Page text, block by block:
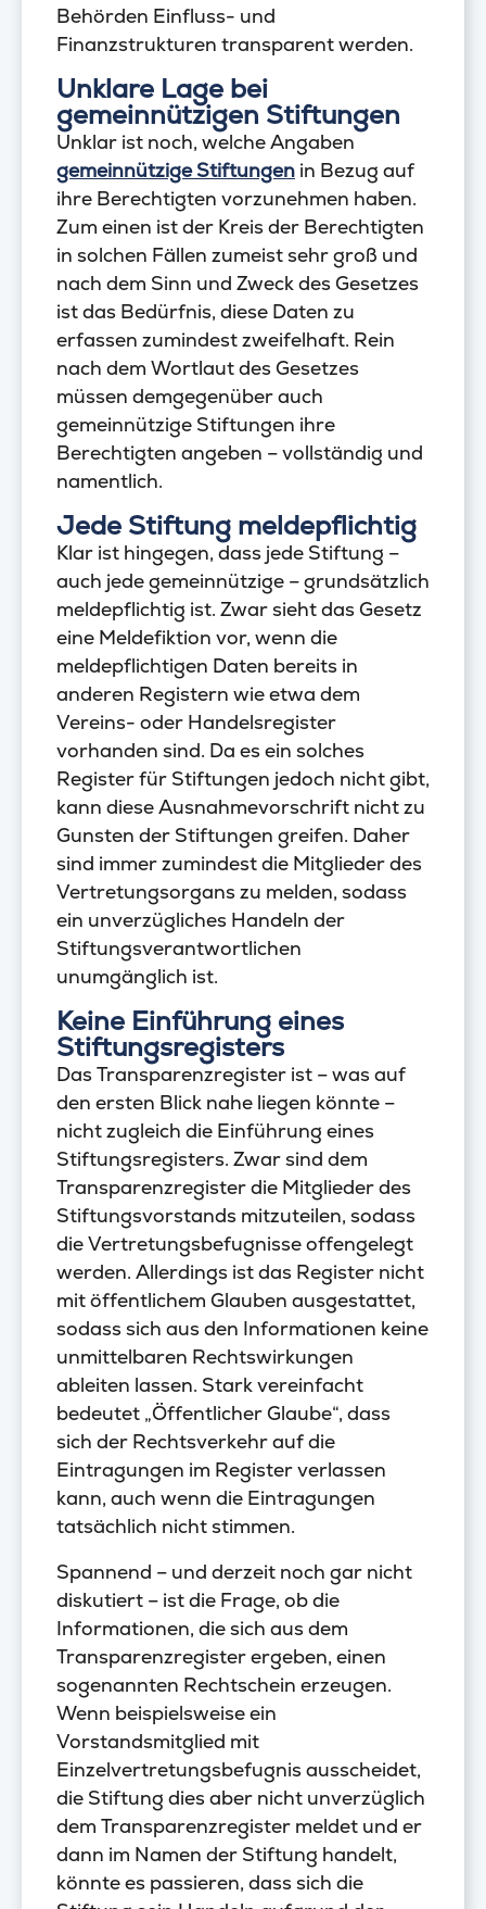
Behörden Einfluss- und
Finanzstrukturen transparent werden.
Unklare Lage bei
gemeinnützigen Stiftungen
Unklar ist noch, welche Angaben
gemeinnützige Stiftungen in Bezug auf
ihre Berechtigten vorzunehmen haben.
Zum einen ist der Kreis der Berechtigten
in solchen Fällen zumeist sehr groß und
nach dem Sinn und Zweck des Gesetzes
ist das Bedürfnis, diese Daten zu
erfassen zumindest zweifelhaft. Rein
nach dem Wortlaut des Gesetzes
müssen demgegenüber auch
gemeinnützige Stiftungen ihre
Berechtigten angeben – vollständig und
namentlich.
Jede Stiftung meldepflichtig
Klar ist hingegen, dass jede Stiftung –
auch jede gemeinnützige – grundsätzlich
meldepflichtig ist. Zwar sieht das Gesetz
eine Meldefiktion vor, wenn die
meldepflichtigen Daten bereits in
anderen Registern wie etwa dem
Vereins- oder Handelsregister
vorhanden sind. Da es ein solches
Register für Stiftungen jedoch nicht gibt,
kann diese Ausnahmevorschrift nicht zu
Gunsten der Stiftungen greifen. Daher
sind immer zumindest die Mitglieder des
Vertretungsorgans zu melden, sodass
ein unverzügliches Handeln der
Stiftungsverantwortlichen
unumgänglich ist.
Keine Einführung eines
Stiftungsregisters
Das Transparenzregister ist – was auf
den ersten Blick nahe liegen könnte –
nicht zugleich die Einführung eines
Stiftungsregisters. Zwar sind dem
Transparenzregister die Mitglieder des
Stiftungsvorstands mitzuteilen, sodass
die Vertretungsbefugnisse offengelegt
werden. Allerdings ist das Register nicht
mit öffentlichem Glauben ausgestattet,
sodass sich aus den Informationen keine
unmittelbaren Rechtswirkungen
ableiten lassen. Stark vereinfacht
bedeutet „Öffentlicher Glaube“, dass
sich der Rechtsverkehr auf die
Eintragungen im Register verlassen
kann, auch wenn die Eintragungen
tatsächlich nicht stimmen.
Spannend – und derzeit noch gar nicht
diskutiert – ist die Frage, ob die
Informationen, die sich aus dem
Transparenzregister ergeben, einen
sogenannten Rechtschein erzeugen.
Wenn beispielsweise ein
Vorstandsmitglied mit
Einzelvertretungsbefugnis ausscheidet,
die Stiftung dies aber nicht unverzüglich
dem Transparenzregister meldet und er
dann im Namen der Stiftung handelt,
könnte es passieren, dass sich die